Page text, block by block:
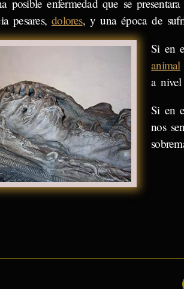
posible enfermedad que se
pesares,dolores, y una época de
Si en
animal
a nivel
Si en
nos